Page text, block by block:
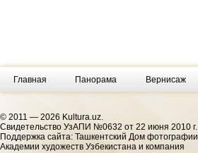
Главная Панорама Вернисаж
© 2011 — 2026 Kultura.uz.
Cвидетельство УзАПИ №0632 от 22 июня 2010 г.
Поддержка сайта: Ташкентский Дом фотографии
Академии художеств Узбекистана и компания